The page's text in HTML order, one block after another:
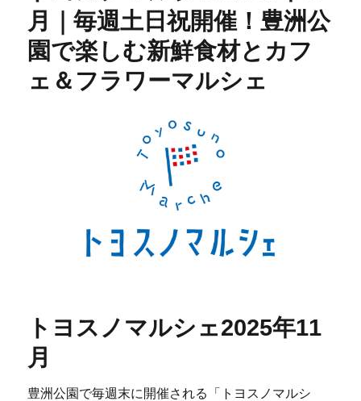
月｜毎週土日祝開催！豊洲公
園で楽しむ新鮮食材とカフ
ェ＆フラワーマルシェ
トヨスノマルシェ2025年11
月
豊洲公園で毎週末に開催される「トヨスノマルシ